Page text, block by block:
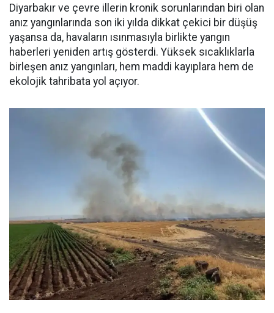
Diyarbakır ve çevre illerin kronik sorunlarından biri olan
anız yangınlarında son iki yılda dikkat çekici bir düşüş
yaşansa da, havaların ısınmasıyla birlikte yangın
haberleri yeniden artış gösterdi. Yüksek sıcaklıklarla
birleşen anız yangınları, hem maddi kayıplara hem de
ekolojik tahribata yol açıyor.